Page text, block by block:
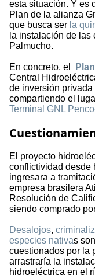
esta situación. Y es
Plan de la alianza
que busca ser la
la instalación de las
Palmucho.
En concreto, el
Central
de inversión
compartiendo el
Terminal GNL
El proyecto
conflictividad desde
ingresara a
empresa brasilera
Resolución de
siendo comprado
Desalojos,
especies nativas
cuestionados por la
arrastraría la
hidroeléctrica en el